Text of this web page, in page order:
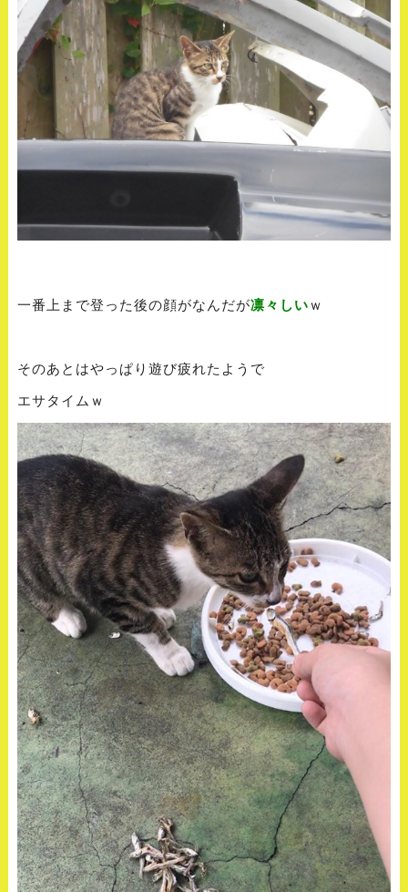
一番上まで登った後の顔がなんだが凛々しいｗ
そのあとはやっぱり遊び疲れたようで
エサタイムｗ